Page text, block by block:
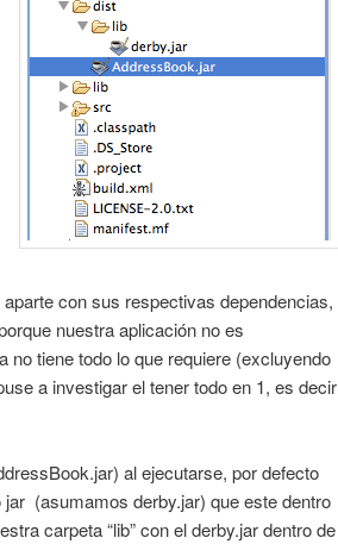
con sus respectivas dependencias,
nuestra aplicación no es
no tiene todo lo que requiere (excluyendo
a investigar el tener todo en 1, es decir
al ejecutarse, por defecto
(asumamos derby.jar) que este dentro
carpeta “lib” con el derby.jar dentro de